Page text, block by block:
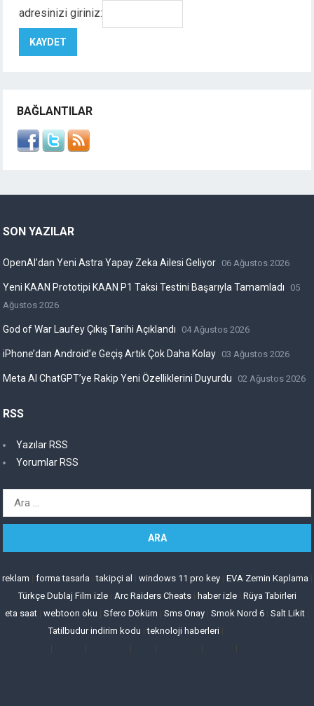
adresinizi giriniz:
BAĞLANTILAR
SON YAZILAR
OpenAI’dan Yeni Astra Yapay Zeka Ailesi Geliyor 06 Ağustos 2026
Yeni KAAN Prototipi KAAN P1 Taksi Testini Başarıyla Tamamladı
05
Ağustos 2026
God of War Laufey Çıkış Tarihi Açıklandı 04 Ağustos 2026
iPhone’dan Android’e Geçiş Artık Çok Daha Kolay 03 Ağustos 2026
Meta AI ChatGPT’ye Rakip Yeni Özelliklerini Duyurdu 02 Ağustos 2026
RSS
Yazılar RSS
Yorumlar RSS
Arama:
reklam forma tasarla |takipçi al windows 11 pro key| EVA Zemin Kaplama
Türkçe Dublaj Film izle| Arc Raiders Cheats| haber izle| Rüya Tabirleri
eta saat webtoon oku Sfero Döküm Sms Onay Smok Nord 6 Salt Likit
Tatilbudur indirim kodu |teknoloji haberleri|